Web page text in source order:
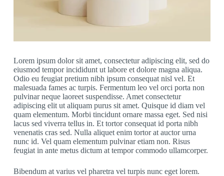
Lorem ipsum dolor sit amet, consectetur adipiscing elit, sed do
eiusmod tempor incididunt ut labore et dolore magna aliqua.
Odio eu feugiat pretium nibh ipsum consequat nisl vel. Et
malesuada fames ac turpis. Fermentum leo vel orci porta non
pulvinar neque laoreet suspendisse. Amet consectetur
adipiscing elit ut aliquam purus sit amet. Quisque id diam vel
quam elementum. Morbi tincidunt ornare massa eget. Sed nisi
lacus sed viverra tellus in. Et tortor consequat id porta nibh
venenatis cras sed. Nulla aliquet enim tortor at auctor urna
nunc id. Vel quam elementum pulvinar etiam non. Risus
feugiat in ante metus dictum at tempor commodo ullamcorper.
Bibendum at varius vel pharetra vel turpis nunc eget lorem.